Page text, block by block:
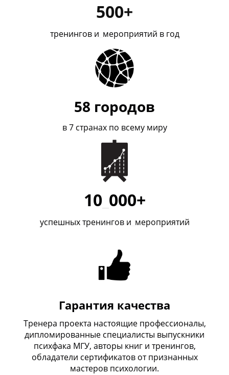
500+
тренингов и мероприятий в год
58 городов
в 7 странах по всему миру
10_ 000+
успешных тренингов и мероприятий
Гарантия качества
Тренера проекта настоящие профессионалы,
дипломированные специалисты выпускники
психфака МГУ, авторы книг и тренингов,
обладатели сертификатов от признанных
мастеров психологии.